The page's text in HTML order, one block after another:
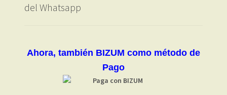
del Whatsapp
Ahora, también BIZUM como método de
Pago